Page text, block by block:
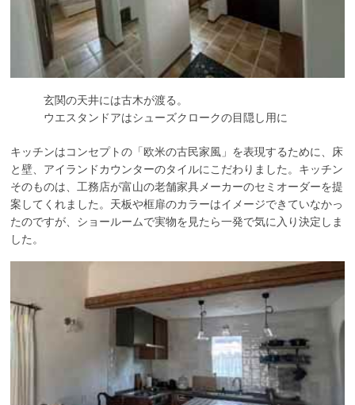
玄関の天井には古木が渡る。
ウエスタンドアはシューズクロークの目隠し用に
キッチンはコンセプトの「欧米の古民家風」を表現するために、床
と壁、アイランドカウンターのタイルにこだわりました。キッチン
そのものは、工務店が富山の老舗家具メーカーのセミオーダーを提
案してくれました。天板や框扉のカラーはイメージできていなかっ
たのですが、ショールームで実物を見たら一発で気に入り決定しま
した。